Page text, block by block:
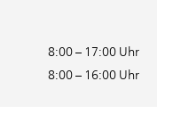
8:00 – 17:00 Uhr
8:00 – 16:00 Uhr